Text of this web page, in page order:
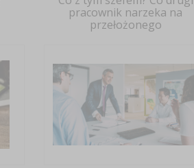
pracownik narzeka na
przełożonego